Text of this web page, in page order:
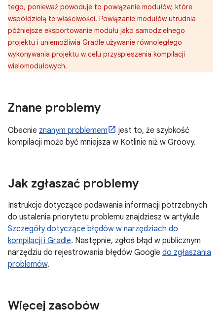
tego, ponieważ powoduje to powiązanie modułów, które
współdzielą te właściwości. Powiązanie modułów utrudnia
późniejsze eksportowanie modułu jako samodzielnego
projektu i uniemożliwia Gradle używanie równoległego
wykonywania projektu w celu przyspieszenia kompilacji
wielomodułowych.
Znane problemy
Obecnie znanym problemem
jest to, że szybkość
kompilacji może być mniejsza w Kotlinie niż w Groovy.
Jak zgłaszać problemy
Instrukcje dotyczące podawania informacji potrzebnych
do ustalenia priorytetu problemu znajdziesz w artykule
Szczegóły dotyczące błędów w narzędziach do
kompilacji i Gradle. Następnie, zgłoś błąd w publicznym
narzędziu do rejestrowania błędów Google do zgłaszania
problemów.
Więcej zasobów